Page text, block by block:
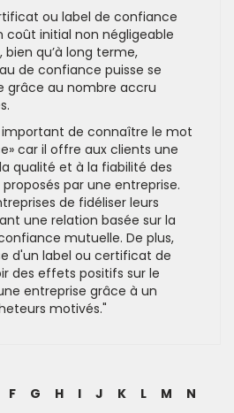
ou label de confiance
coût initial non négligeable
bien qu’à long terme,
de confiance puisse se
grâce au nombre accru
important de connaître le mot
car il offre aux clients une
qualité et à la fiabilité des
par une entreprise.
de fidéliser leurs
une relation basée sur la
mutuelle. De plus,
d'un label ou certificat de
des effets positifs sur le
entreprise grâce à un
motivés."
F G H I J K L M
N